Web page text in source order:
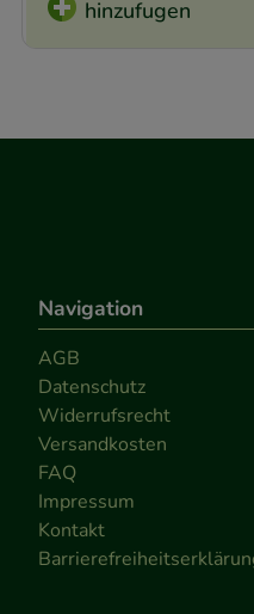
hinzufugen
Navigation
AGB
Datenschutz
Widerrufsrecht
Versandkosten
FAQ
Impressum
Kontakt